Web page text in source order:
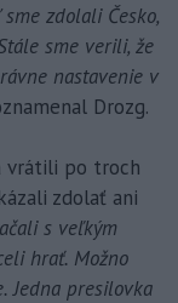
zdolali Česko,
sme verili, že
nastavenie v
Drozg.
vrátili po troch
zdolať ani
s veľkým
hrať. Možno
Jedna presilovka